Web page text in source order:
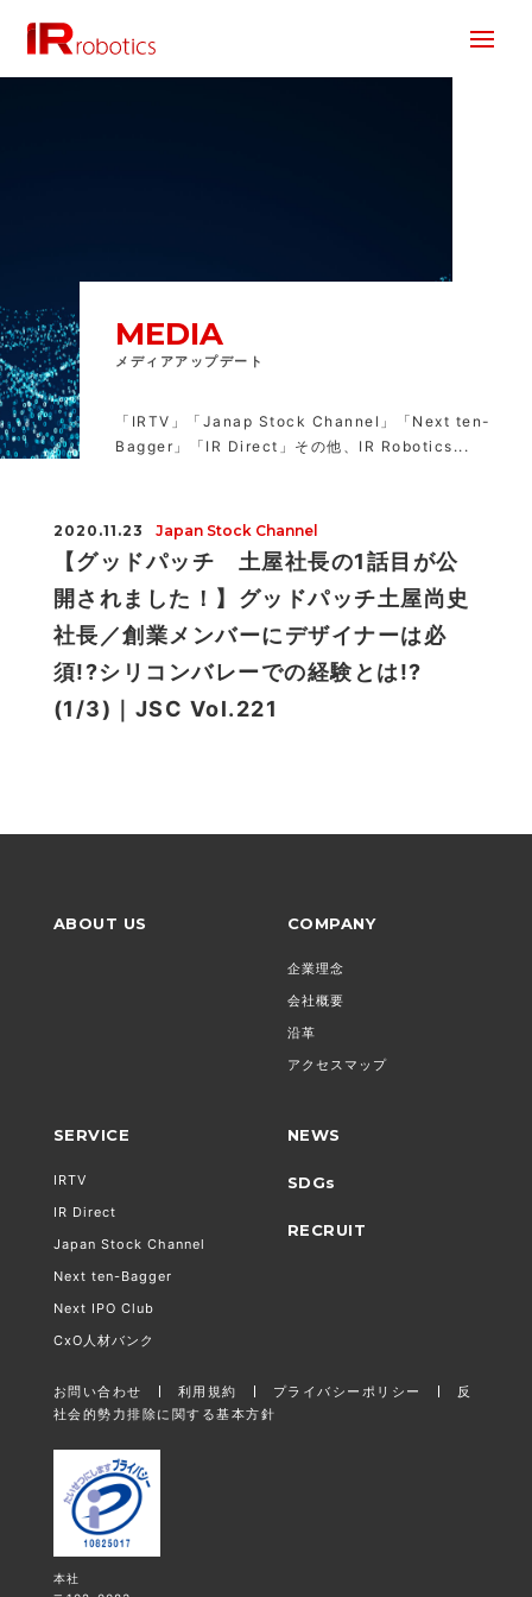
MEDIA
メディアアップデート
「IRTV」「Janap Stock Channel」「Next ten-
Bagger」「IR Direct」その他、IR Robotics...
2020.11.23 Japan Stock Channel
【グッドパッチ 土屋社長の1話目が公
開されました！】グッドパッチ土屋尚史
社長／創業メンバーにデザイナーは必
須!?シリコンバレーでの経験とは!?
(1/3)｜JSC Vol.221
ABOUT US COMPANY
企業理念
会社概要
沿革
アクセスマップ
SERVICE
IRTV
IR Direct
Japan Stock Channel
Next ten-Bagger
Next IPO Club
CxO人材バンク
NEWS
SDGs
RECRUIT
お問い合わせ 利用規約 プライバシーポリシー
反
社会的勢力排除に関する基本方針
本社